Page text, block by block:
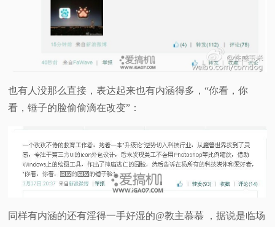
也有人没那么直接，表达起来也有内涵得多，“你看，你
看，锤子的脸偷偷滴在改变”：
同样有内涵的还有淫得一手好湿的@教主慕慕 ，据说是临场